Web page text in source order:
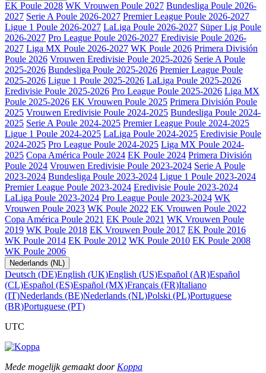
EK Poule 2028 WK Vrouwen Poule 2027 Bundesliga Poule 2026-
2027 Serie A Poule 2026-2027 Premier League Poule 2026-2027
Ligue 1 Poule 2026-2027 LaLiga Poule 2026-2027 Süper Lig Poule
2026-2027 Pro League Poule 2026-2027 Eredivisie Poule 2026-
2027 Liga MX Poule 2026-2027 WK Poule 2026 Primera División
Poule 2026 Vrouwen Eredivisie Poule 2025-2026 Serie A Poule
2025-2026 Bundesliga Poule 2025-2026 Premier League Poule
2025-2026 Ligue 1 Poule 2025-2026 LaLiga Poule 2025-2026
Eredivisie Poule 2025-2026 Pro League Poule 2025-2026 Liga MX
Poule 2025-2026 EK Vrouwen Poule 2025 Primera División Poule
2025 Vrouwen Eredivisie Poule 2024-2025 Bundesliga Poule 2024-
2025 Serie A Poule 2024-2025 Premier League Poule 2024-2025
Ligue 1 Poule 2024-2025 LaLiga Poule 2024-2025 Eredivisie Poule
2024-2025 Pro League Poule 2024-2025 Liga MX Poule 2024-
2025 Copa América Poule 2024 EK Poule 2024 Primera División
Poule 2024 Vrouwen Eredivisie Poule 2023-2024 Serie A Poule
2023-2024 Bundesliga Poule 2023-2024 Ligue 1 Poule 2023-2024
Premier League Poule 2023-2024 Eredivisie Poule 2023-2024
LaLiga Poule 2023-2024 Pro League Poule 2023-2024 WK
Vrouwen Poule 2023 WK Poule 2022 EK Vrouwen Poule 2022
Copa América Poule 2021 EK Poule 2021 WK Vrouwen Poule
2019 WK Poule 2018 EK Vrouwen Poule 2017 EK Poule 2016
WK Poule 2014 EK Poule 2012 WK Poule 2010 EK Poule 2008
WK Poule 2006
Nederlands (NL)
Deutsch (DE)English (UK)English (US)Español (AR)Español
(CL)Español (ES)Español (MX)Français (FR)Italiano
(IT)Nederlands (BE)Nederlands (NL)Polski (PL)Portuguese
(BR)Portuguese (PT)
UTC
Mede mogelijk gemaakt door Koppa